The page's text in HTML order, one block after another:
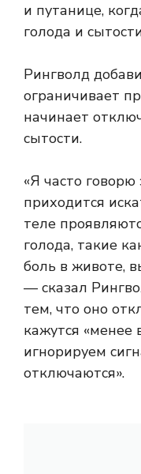
и путанице,
голода и
Рингволд
ограничивает
начинает
сытости.
«Я часто
приходится
теле
голода, такие
боль в животе,
— сказал
тем, что оно
кажутся
игнорируем
отключаются».